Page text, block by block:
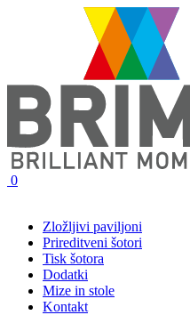
0
Zložljivi paviljoni
Prireditveni šotori
Tisk šotora
Dodatki
Mize in stole
Kontakt